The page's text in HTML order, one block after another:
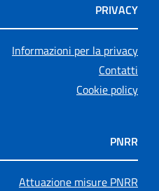
PRIVACY
Informazioni per la privacy
Contatti
Cookie policy
PNRR
Attuazione misure PNRR